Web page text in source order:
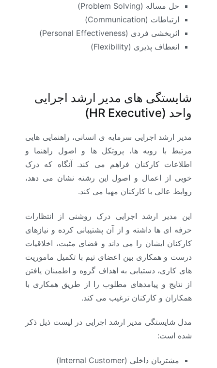
حل مساله (Problem Solving
)
ارتباطات (Communication
)
اثربخشی فردی (Personal Effectiveness
)
انعطاف پذیری (Flexibility
)
شایستگی های مدیر ارشد اجرایی
واحد (HR Executive
)
مدیر ارشد اجرایی سرمایه ی انسانی، راهنمایی هایی
مرتبط با رویه ها، پروتکل ها و اصول راهنما و
اطلاعات کارکنان فراهم می کند. آنگاه که درک
خوبی از اعمال و اصول این رشته نشان می دهد،
روابط عالی با کارکنان مهیا می کند.
این مدیر ارشد اجرایی درک روشنی از انتظارات
حرفه ای ها داشته و از آن پشتیبانی کرده و نیازهای
کارکنان ایشان را می داند و فضای مثبت، اخلاقیات
درست و همکاری بین اعضای تیم با تکمیل ماموریت
های کاری، دستیابی به اهداف گروه و اطمینان یافتن
از نتایج و پیامدهای مطلوب را از طریق همکاری با
همکاران و کارکنان ترغیب می کند.
مدل شایستگی مدیر ارشد اجرایی در لیست ذیل ذکر
شده است:
مشتریان داخلی (Internal Customer
)